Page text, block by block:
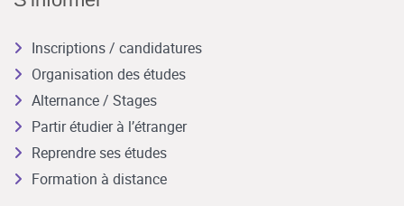
Inscriptions / candidatures
Organisation des études
Alternance / Stages
Partir étudier à l’étranger
Reprendre ses études
Formation à distance